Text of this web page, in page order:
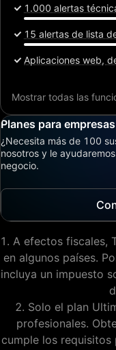
1.000 alertas
15 alertas de lista
Aplicaciones web,
Mostrar todas las
Planes para empresas
¿Necesita más de 100
nosotros y le
negocio.
A efectos fiscales,
en algunos países.
incluya un impuesto
Solo el plan
profesionales.
cumple los requisitos